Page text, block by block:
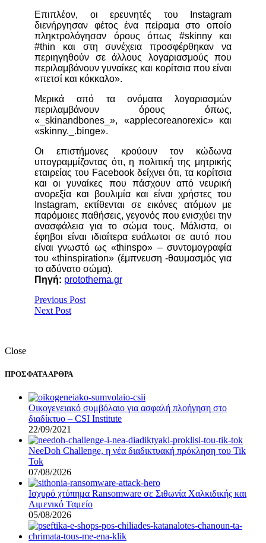
Επιπλέον, οι ερευνητές του Instagram
διενήργησαν φέτος ένα πείραμα στο οποίο
πληκτρολόγησαν όρους όπως #skinny και
#thin και στη συνέχεια προσφέρθηκαν να
περιηγηθούν σε άλλους λογαριασμούς που
περιλαμβάνουν γυναίκες και κορίτσια που είναι
«πετσί και κόκκαλο».
Μερικά από τα ονόματα λογαριασμών
περιλαμβάνουν όρους όπως,
«_skinandbones_», «applecoreanorexic» και
«skinny._.binge».
Οι επιστήμονες κρούουν τον κώδωνα
υπογραμμίζοντας ότι, η πολιτική της μητρικής
εταιρείας του Facebook δείχνει ότι, τα κορίτσια
και οι γυναίκες που πάσχουν από νευρική
ανορεξία και βουλιμία και είναι χρήστες του
Ιnstagram, εκτίθενται σε εικόνες ατόμων με
παρόμοιες παθήσεις, γεγονός που ενισχύει την
ανασφάλεια για το σώμα τους. Μάλιστα, οι
έφηβοι είναι ιδιαίτερα ευάλωτοι σε αυτό που
είναι γνωστό ως «thinspo» – συντομογραφία
του «thinspiration» (έμπνευση -θαυμασμός για
το αδύνατο σώμα).
Πηγή: protothema.gr
Previous Post
Next Post
Close
ΠΡΟΣΦΑΤΑ ΑΡΘΡΑ
Οικογενειακό συμβόλαιο για ασφαλή πλοήγηση στο
διαδίκτυο – CSI Institute
22/09/2021
NeeDoh Challenge, η νέα διαδικτυακή πρόκληση του Tik
Tok
07/08/2026
Ισχυρό χτύπημα Ransomware σε Σιθωνία Χαλκιδικής και
Λιμενικό Ταμείο
05/08/2026